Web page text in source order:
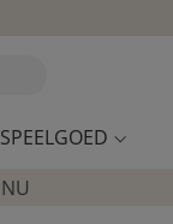
SPEELGOED